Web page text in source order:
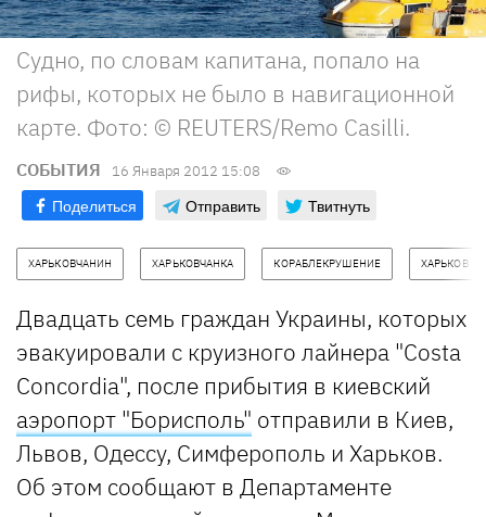
Судно, по словам капитана, попало на
рифы, которых не было в навигационной
карте. Фото: © REUTERS/Remo Casilli.
СОБЫТИЯ 16 Января 2012 15:08
Поделиться Отправить Твитнуть
ХАРЬКОВЧАНИН ХАРЬКОВЧАНКА КОРАБЛЕКРУШЕНИЕ ХАРЬКОВ
Двадцать семь граждан Украины, которых
эвакуировали с круизного лайнера "Costa
Concordia", после прибытия в киевский
аэропорт "Борисполь" отправили в Киев,
Львов, Одессу, Симферополь и Харьков.
Об этом сообщают в Департаменте